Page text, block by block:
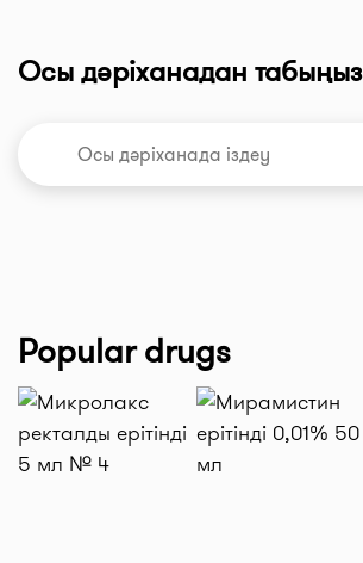
Осы дәріханадан табыңыз
Popular drugs